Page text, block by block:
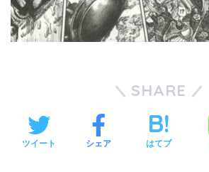
SHARE
ツイート シェア はてブ